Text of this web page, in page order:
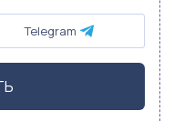
Telegram